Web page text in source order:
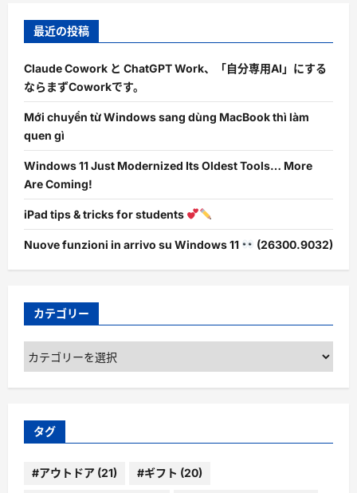
最近の投稿
Claude Cowork と ChatGPT Work、「自分専用AI」にする
ならまずCoworkです。
Mới chuyển từ Windows sang dùng MacBook thì làm
quen gì
Windows 11 Just Modernized Its Oldest Tools… More
Are Coming!
iPad tips & tricks for students
Nuove funzioni in arrivo su Windows 11 (26300.9032)
カテゴリー
カ
ゴ
ー
タグ
#アウトドア (21) #ギフト (20)